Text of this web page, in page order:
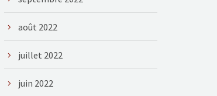
août 2022
juillet 2022
juin 2022